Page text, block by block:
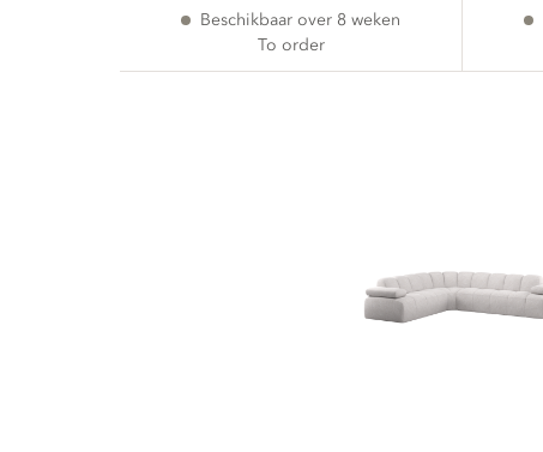
Beschikbaar over 8 weken
To order